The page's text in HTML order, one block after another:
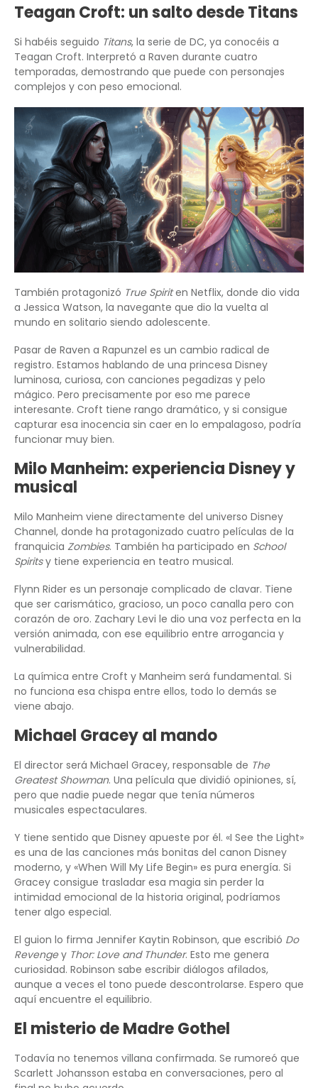
Teagan Croft: un salto desde Titans
Si habéis seguido Titans, la serie de DC, ya conocéis a
Teagan Croft. Interpretó a Raven durante cuatro
temporadas, demostrando que puede con personajes
complejos y con peso emocional.
También protagonizó True Spiriten Netflix, donde dio vida
a Jessica Watson, la navegante que dio la vuelta al
mundo en solitario siendo adolescente.
Pasar de Raven a Rapunzel es un cambio radical de
registro. Estamos hablando de una princesa Disney
luminosa, curiosa, con canciones pegadizas y pelo
mágico. Pero precisamente por eso me parece
interesante. Croft tiene rango dramático, y si consigue
capturar esa inocencia sin caer en lo empalagoso, podría
funcionar muy bien.
Milo Manheim: experiencia Disney y
musical
Milo Manheim viene directamente del universo Disney
Channel, donde ha protagonizado cuatro películas de la
franquicia Zombies. También ha participado en School
Spiritsy tiene experiencia en teatro musical.
Flynn Rider es un personaje complicado de clavar. Tiene
que ser carismático, gracioso, un poco canalla pero con
corazón de oro. Zachary Levi le dio una voz perfecta en la
versión animada, con ese equilibrio entre arrogancia y
vulnerabilidad.
La química entre Croft y Manheim será fundamental. Si
no funciona esa chispa entre ellos, todo lo demás se
viene abajo.
Michael Gracey al mando
El director será Michael Gracey, responsable de The
Greatest Showman. Una película que dividió opiniones, sí,
pero que nadie puede negar que tenía números
musicales espectaculares.
Y tiene sentido que Disney apueste por él. «I See the Light»
es una de las canciones más bonitas del canon Disney
moderno, y «When Will My Life Begin» es pura energía. Si
Gracey consigue trasladar esa magia sin perder la
intimidad emocional de la historia original, podríamos
tener algo especial.
El guion lo firma Jennifer Kaytin Robinson, que escribió Do
Revengey Thor: Love and Thunder. Esto me genera
curiosidad. Robinson sabe escribir diálogos afilados,
aunque a veces el tono puede descontrolarse. Espero que
aquí encuentre el equilibrio.
El misterio de Madre Gothel
Todavía no tenemos villana confirmada. Se rumoreó que
Scarlett Johansson estaba en conversaciones, pero al